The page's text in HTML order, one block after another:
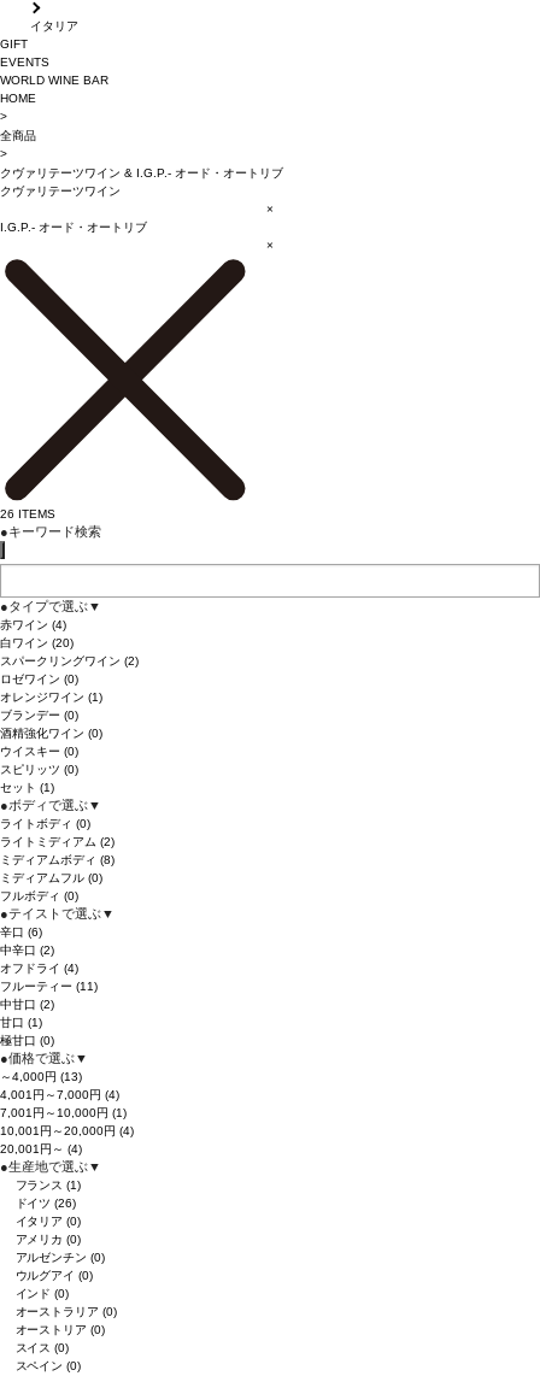
イタリア
GIFT
EVENTS
WORLD WINE BAR
HOME
>
全商品
>
クヴァリテーツワイン & I.G.P.- オード・オートリブ
クヴァリテーツワイン
×
I.G.P.- オード・オートリブ
×
26 ITEMS
●キーワード検索
●タイプで選ぶ▼
赤ワイン (4)
白ワイン (20)
スパークリングワイン (2)
ロゼワイン (0)
オレンジワイン (1)
ブランデー (0)
酒精強化ワイン (0)
ウイスキー (0)
スピリッツ (0)
セット (1)
●ボディで選ぶ▼
ライトボディ (0)
ライトミディアム (2)
ミディアムボディ (8)
ミディアムフル (0)
フルボディ (0)
●テイストで選ぶ▼
辛口 (6)
中辛口 (2)
オフドライ (4)
フルーティー (11)
中甘口 (2)
甘口 (1)
極甘口 (0)
●価格で選ぶ▼
～4,000円 (13)
4,001円～7,000円 (4)
7,001円～10,000円 (1)
10,001円～20,000円 (4)
20,001円～ (4)
●生産地で選ぶ▼
フランス(1)
ドイツ(26)
イタリア(0)
アメリカ(0)
アルゼンチン(0)
ウルグアイ(0)
インド(0)
オーストラリア(0)
オーストリア(0)
スイス(0)
スペイン(0)